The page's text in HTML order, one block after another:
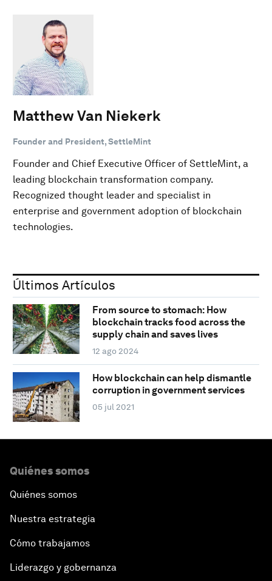
Matthew Van Niekerk
Founder and President, SettleMint
Founder and Chief Executive Officer of SettleMint, a
leading blockchain transformation company.
Recognized thought leader and specialist in
enterprise and government adoption of blockchain
technologies.
Últimos Artículos
From source to stomach: How
blockchain tracks food across the
supply chain and saves lives
12 ago 2024
How blockchain can help dismantle
corruption in government services
05 jul 2021
Quiénes somos
Quiénes somos
Nuestra estrategia
Cómo trabajamos
Liderazgo y gobernanza